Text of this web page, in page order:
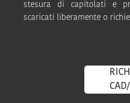
stesura di capitolati e
scaricati liberamente o